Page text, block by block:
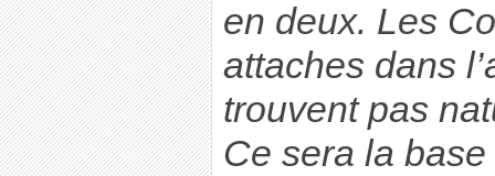
en deux. Les
attaches dans
trouvent pas
Ce sera la